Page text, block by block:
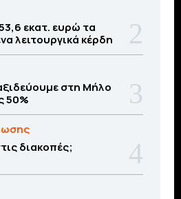
εκατ. ευρώ τα
λειτουργικά κέρδη
στη Μήλο
50%
διακοπές;